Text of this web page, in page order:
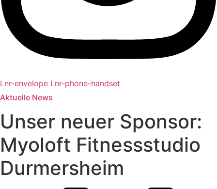
Lnr-envelope Lnr-phone-handset
Aktuelle News
Unser neuer Sponsor:
Myoloft Fitnessstudio
Durmersheim